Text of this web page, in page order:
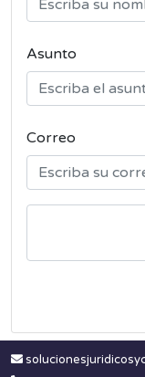
Asunto
Correo